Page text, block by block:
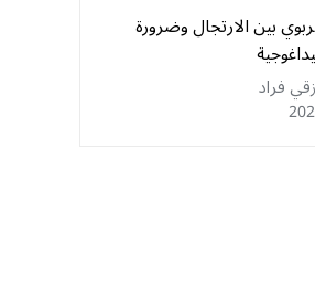
بين الارتجال وضرورة
فراد